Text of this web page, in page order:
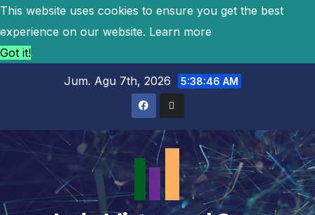
This website uses cookies to ensure you get the best
experience on our website. Learn more
Got it!
Jum. Agu 7th, 2026
5:38:47 AM